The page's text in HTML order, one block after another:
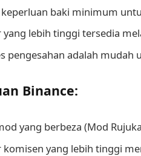
keperluan baki minimum
yang lebih tinggi tersedia
pengesahan adalah
Binance:
yang berbeza (Mod
komisen yang lebih tinggi